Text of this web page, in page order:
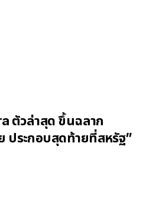
ตัวล่าสุด ขึ้นฉลาก
ประกอบสุดท้ายที่สหรัฐ”